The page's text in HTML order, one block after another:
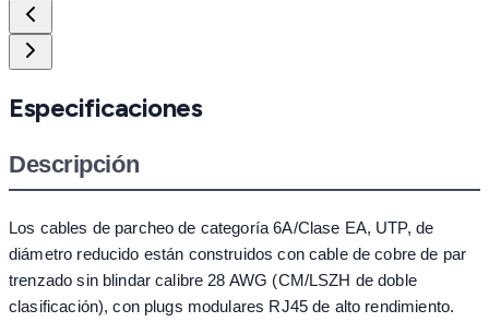
Especificaciones
Descripción
Los cables de parcheo de categoría 6A/Clase EA, UTP, de
diámetro reducido están construidos con cable de cobre de par
trenzado sin blindar calibre 28 AWG (CM/LSZH de doble
clasificación), con plugs modulares RJ45 de alto rendimiento.